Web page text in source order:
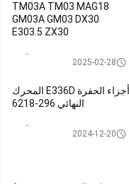
TM03A TM03 MAG18
GM03A GM03 DX30
E303.5 ZX30
السفر موتور آسى2025-02-28
أجزاء الحفرة E336D المحرك
النهائي 296-6218
السفر موتور آسى2024-12-20